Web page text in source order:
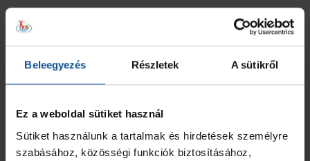
Beleegyezés Részletek A sütikről
Ez a weboldal sütiket használ
Sütiket használunk a tartalmak és hirdetések személyre
szabásához, közösségi funkciók biztosításához,
OTP Bank - PICK Szeged U21 Ceglédi KK
Beszámoló